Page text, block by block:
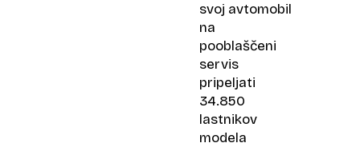
svoj avtomobil
na
pooblaščeni
servis
pripeljati
34.850
lastnikov
modela